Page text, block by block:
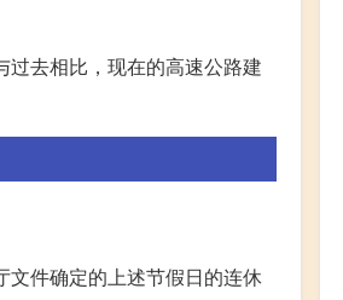
去相比，现在的高速公路建
文件确定的上述节假日的连休